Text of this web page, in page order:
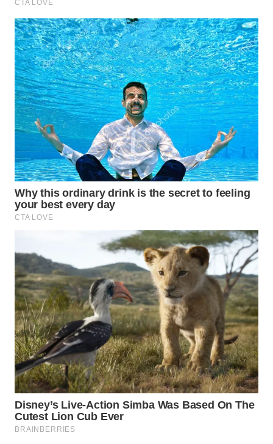
Wahana
Media
Group
WAHANA
NEWS
WAHANA
TANI
WAHANA
ADVOKAT
WAHANA
WAHANA
KONSUMEN
WAHANA
LISTRIK
WAHANA
TRAVEL
WAHANA
TV